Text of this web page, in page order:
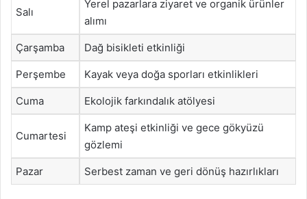
Salı
Yerel pazarlara ziyaret ve organik ürünler
alımı
Çarşamba Dağ bisikleti etkinliği
Perşembe Kayak veya doğa sporları etkinlikleri
Cuma Ekolojik farkındalık atölyesi
Cumartesi
Kamp ateşi etkinliği ve gece gökyüzü
gözlemi
Pazar Serbest zaman ve geri dönüş hazırlıkları